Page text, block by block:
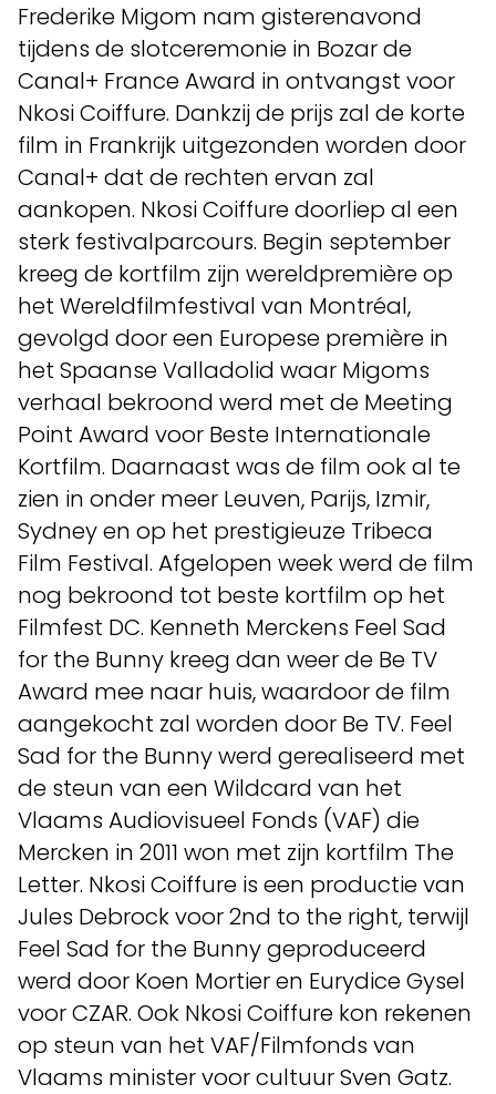
Frederike Migom nam gisterenavond
tijdens de slotceremonie in Bozar de
Canal+ France Award in ontvangst voor
Nkosi Coiffure. Dankzij de prijs zal de korte
film in Frankrijk uitgezonden worden door
Canal+ dat de rechten ervan zal
aankopen. Nkosi Coiffure doorliep al een
sterk festivalparcours. Begin september
kreeg de kortfilm zijn wereldpremière op
het Wereldfilmfestival van Montréal,
gevolgd door een Europese première in
het Spaanse Valladolid waar Migoms
verhaal bekroond werd met de Meeting
Point Award voor Beste Internationale
Kortfilm. Daarnaast was de film ook al te
zien in onder meer Leuven, Parijs, Izmir,
Sydney en op het prestigieuze Tribeca
Film Festival. Afgelopen week werd de film
nog bekroond tot beste kortfilm op het
Filmfest DC. Kenneth Merckens Feel Sad
for the Bunny kreeg dan weer de Be TV
Award mee naar huis, waardoor de film
aangekocht zal worden door Be TV. Feel
Sad for the Bunny werd gerealiseerd met
de steun van een Wildcard van het
Vlaams Audiovisueel Fonds (VAF) die
Mercken in 2011 won met zijn kortfilm The
Letter. Nkosi Coiffure is een productie van
Jules Debrock voor 2nd to the right, terwijl
Feel Sad for the Bunny geproduceerd
werd door Koen Mortier en Eurydice Gysel
voor CZAR. Ook Nkosi Coiffure kon rekenen
op steun van het VAF/Filmfonds van
Vlaams minister voor cultuur Sven Gatz.